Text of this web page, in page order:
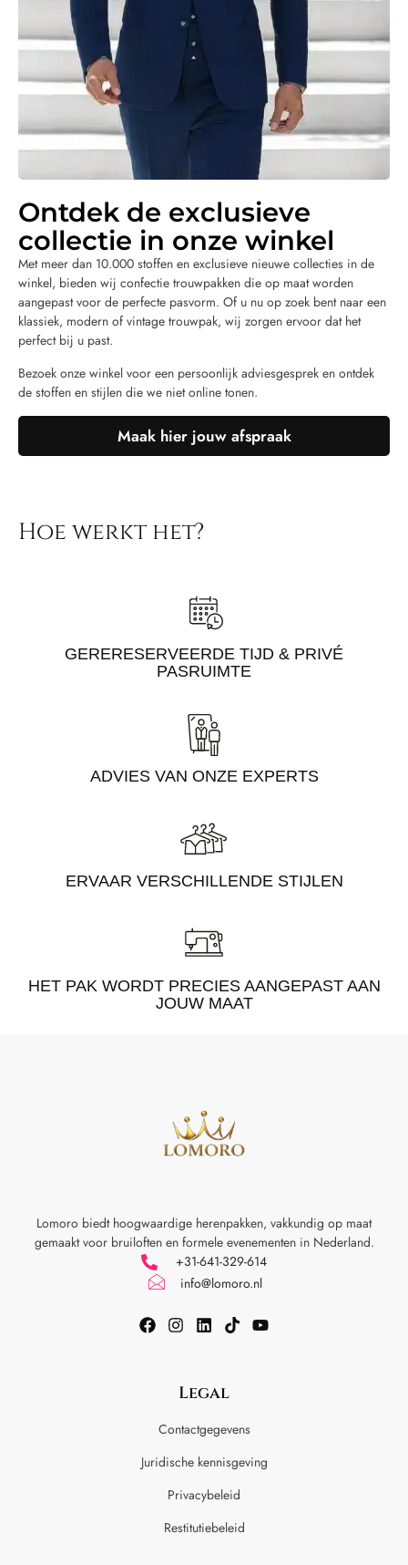
Ontdek de exclusieve
collectie in onze winkel
Met meer dan 10.000 stoffen en exclusieve nieuwe collecties in de
winkel, bieden wij confectie trouwpakken die op maat worden
aangepast voor de perfecte pasvorm. Of u nu op zoek bent naar een
klassiek, modern of vintage trouwpak, wij zorgen ervoor dat het
perfect bij u past.
Bezoek onze winkel voor een persoonlijk adviesgesprek en ontdek
de stoffen en stijlen die we niet online tonen.
Maak hier jouw afspraak
Hoe werkt het?
GERERESERVEERDE TIJD & PRIVÉ
PASRUIMTE
ADVIES VAN ONZE EXPERTS
ERVAAR VERSCHILLENDE STIJLEN
HET PAK WORDT PRECIES AANGEPAST AAN
JOUW MAAT
Lomoro biedt hoogwaardige herenpakken, vakkundig op maat
gemaakt voor bruiloften en formele evenementen in Nederland.
+31-641-329-614
info@lomoro.nl
Legal
Contactgegevens
Juridische kennisgeving
Privacybeleid
Restitutiebeleid